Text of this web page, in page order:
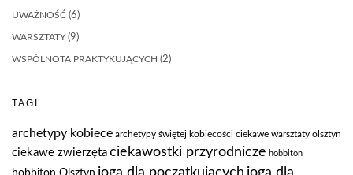
UWAŻNOŚĆ (6)
WARSZTATY(9)
WSPÓLNOTA PRAKTYKUJĄCYCH (2)
TAGI
archetypy kobiece archetypy świętej kobiecości ciekawe warsztaty olsztyn
ciekawe zwierzęta ciekawostki przyrodnicze hobbiton